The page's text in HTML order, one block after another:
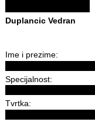
Duplancic Vedran
Ime i prezime:
Specijalnost:
Tvrtka: